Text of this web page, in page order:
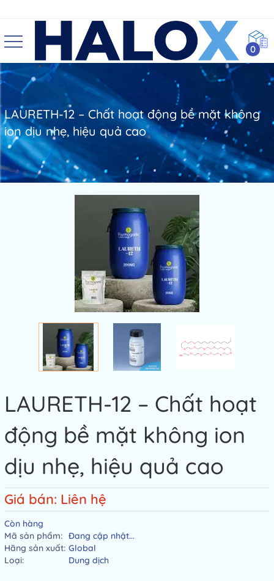
0
LAURETH-12 – Chất hoạt động bề mặt không
ion dịu nhẹ, hiệu quả cao
LAURETH-12 – Chất hoạt
động bề mặt không ion
dịu nhẹ, hiệu quả cao
Giá bán: Liên hệ
Còn hàng
Mã sản phẩm: Đang cập nhật...
Hãng sản xuất: Global
Loại:
Dung dịch